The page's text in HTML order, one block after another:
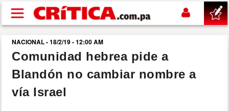
Pasar al contenido principal
buscar
SUCESOS
NACIONAL - 18/2/19 - 12:00 AM
Comunidad hebrea pide a
Blandón no cambiar nombre a
vía Israel